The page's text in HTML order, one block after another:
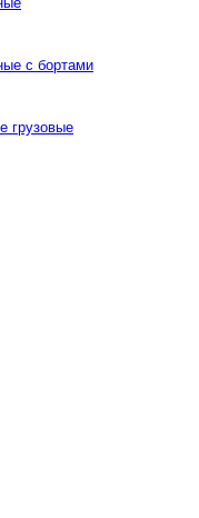
с бортами
грузовые